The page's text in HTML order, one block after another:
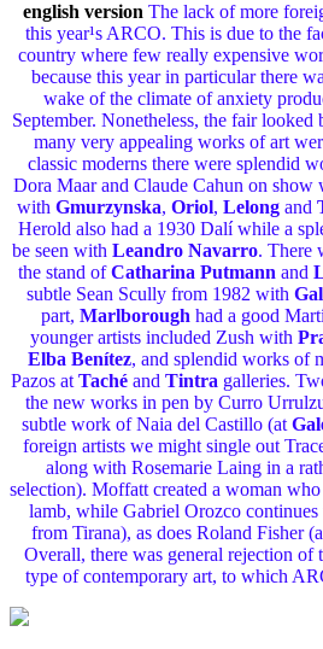
english version The lack of more
this year¹s ARCO. This is due to the
country where few really expensive
because this year in particular there
wake of the climate of anxiety
September. Nonetheless, the fair
many very appealing works of art
classic moderns there were splendid
Dora Maar and Claude Cahun on
with Gmurzynska, Oriol, Lelong and
Herold also had a 1930 Dalí while a
be seen with Leandro Navarro. There
the stand ofCatharina Putmannand
subtle Sean Scully from 1982 with
part, Marlboroughhad a good
younger artists included Zush with
Elba Benítez, and splendid works of
Pazos atTachéand Tintragalleries.
the new works in pen by Curro
subtle work of Naia del Castillo (at
foreign artists we might single out
along with Rosemarie Laing in a
selection). Moffatt created a woman
lamb, while Gabriel Orozco
from Tirana), as does Roland Fisher
Overall, there was general rejection of
type of contemporary art, to which